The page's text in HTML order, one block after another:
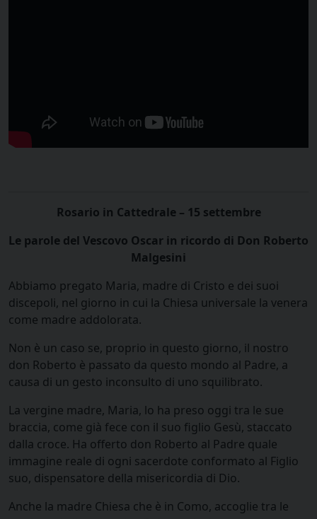
Rosario in Cattedrale – 15 settembre
Le parole del Vescovo Oscar in ricordo di Don Roberto
Malgesini
Abbiamo pregato Maria, madre di Cristo e dei suoi
discepoli, nel giorno in cui la Chiesa universale la venera
come madre addolorata.
Non è un caso se, proprio in questo giorno, il nostro
don Roberto è passato da questo mondo al Padre, a
causa di un gesto inconsulto di uno squilibrato.
La vergine madre, Maria, lo ha preso oggi tra le sue
braccia, come già fece con il suo figlio Gesù, staccato
dalla croce. Ha offerto don Roberto al Padre quale
immagine reale di ogni sacerdote conformato al Figlio
suo, dispensatore della misericordia di Dio.
Anche la madre Chiesa che è in Como, accoglie tra le